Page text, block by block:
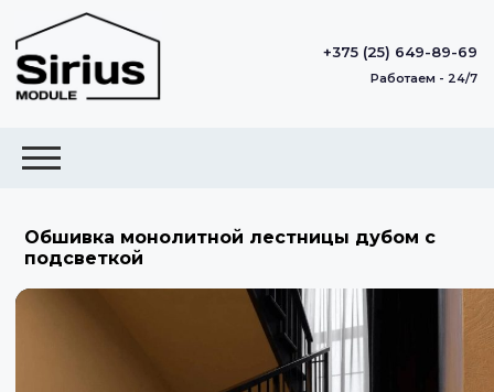
+375 (25) 649-89-69
Работаем - 24/7
Обшивка монолитной лестницы дубом с
подсветкой